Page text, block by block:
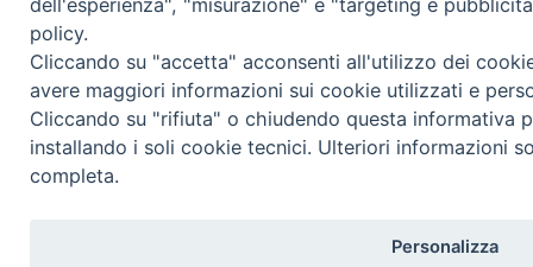
policy.
Cliccando su "accetta" acconsenti all'utilizzo dei
avere maggiori informazioni sui cookie utilizzati e
Cliccando su "rifiuta" o chiudendo questa informativa
installando i soli cookie tecnici. Ulteriori informazioni
completa.
Personalizza